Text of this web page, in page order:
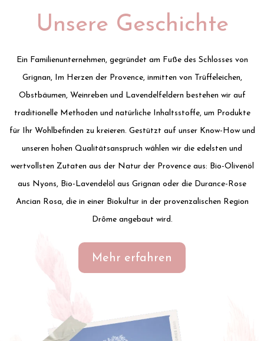
Unsere Geschichte
Ein Familienunternehmen, gegründet am Fuße des Schlosses von
Grignan, Im Herzen der Provence, inmitten von Trüffeleichen,
Obstbäumen, Weinreben und Lavendelfeldern bestehen wir auf
traditionelle Methoden und natürliche Inhaltsstoffe, um Produkte
für Ihr Wohlbefinden zu kreieren. Gestützt auf unser Know-How und
unseren hohen Qualitätsanspruch wählen wir die edelsten und
wertvollsten Zutaten aus der Natur der Provence aus: Bio-Olivenöl
aus Nyons, Bio-Lavendelöl aus Grignan oder die Durance-Rose
Ancian Rosa, die in einer Biokultur in der provenzalischen Region
Drôme angebaut wird.
Mehr erfahren